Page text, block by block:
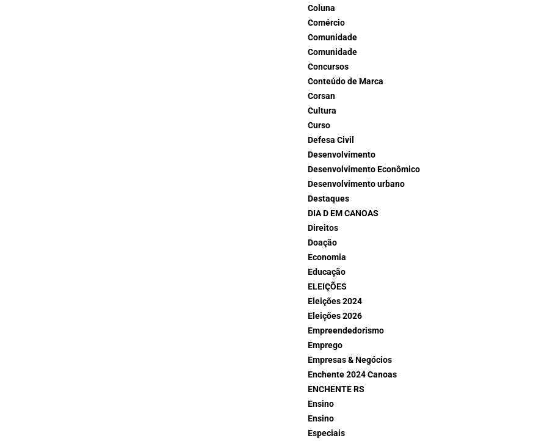
Coluna
Comércio
Comunidade
Comunidade
Concursos
Conteúdo de Marca
Corsan
Cultura
Curso
Defesa Civil
Desenvolvimento
Desenvolvimento Econômico
Desenvolvimento urbano
Destaques
DIA D EM CANOAS
Direitos
Doação
Economia
Educação
ELEIÇÕES
Eleições 2024
Eleições 2026
Empreendedorismo
Emprego
Empresas & Negócios
Enchente 2024 Canoas
ENCHENTE RS
Ensino
Ensino
Especiais